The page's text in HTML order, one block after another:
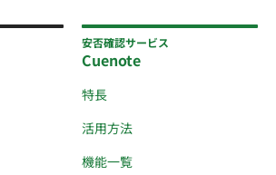
安否確認サービス
Cuenote
特長
活用方法
機能一覧